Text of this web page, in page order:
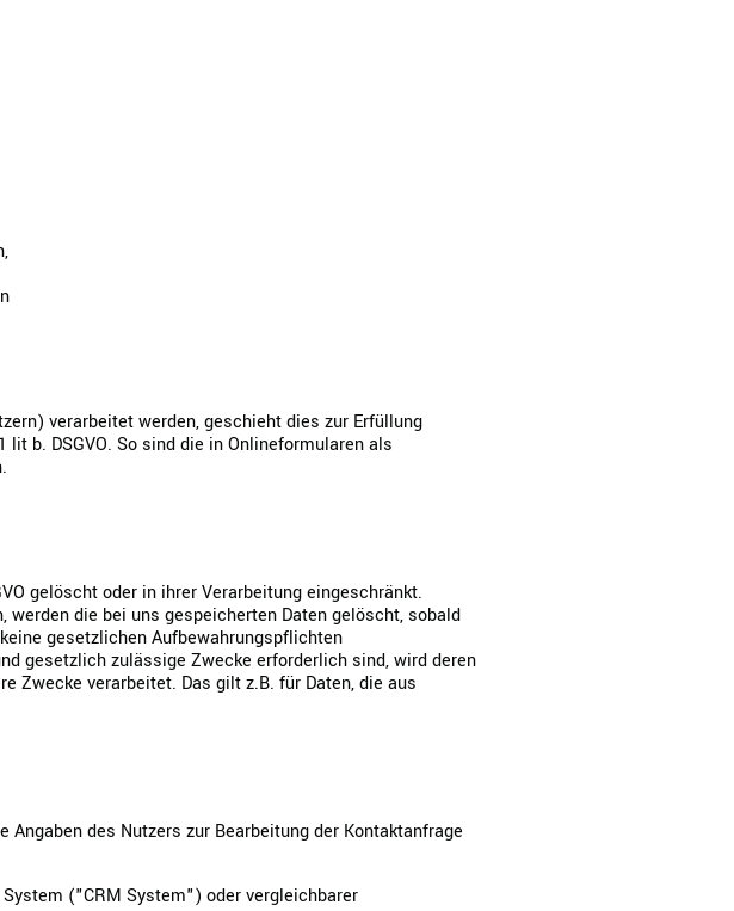
verarbeitet werden, geschieht dies zur Erfüllung
b. DSGVO. So sind die in Onlineformularen als
gelöscht oder in ihrer Verarbeitung eingeschränkt.
die bei uns gespeicherten Daten gelöscht, sobald
gesetzlichen Aufbewahrungspflichten
gesetzlich zulässige Zwecke erforderlich sind, wird deren
Zwecke verarbeitet. Das gilt z.B. für Daten, die aus
des Nutzers zur Bearbeitung der Kontaktanfrage
("CRM System") oder vergleichbarer